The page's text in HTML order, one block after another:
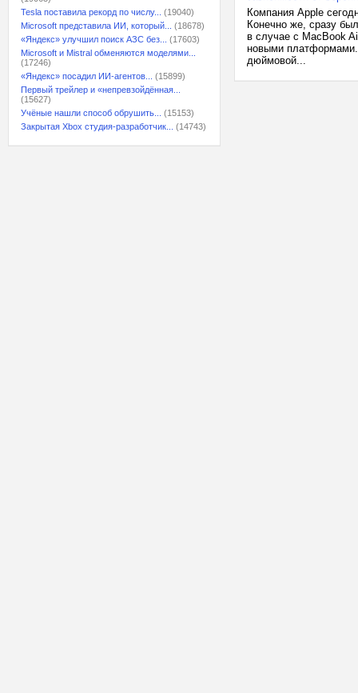
Tesla поставила рекорд по числу...
(19040)
Microsoft представила ИИ, который...
(18678)
«Яндекс» улучшил поиск АЗС без...
(17603)
Microsoft и Mistral обменяются моделями...
(17246)
«Яндекс» посадил ИИ-агентов...
(15899)
Первый трейлер и «непревзойдённая...
(15627)
Учёные нашли способ обрушить...
(15153)
Закрытая Xbox студия-разработчик...
(14743)
Компания Apple
Конечно же, сразу
в случае с MacBook
новыми
дюймовой...